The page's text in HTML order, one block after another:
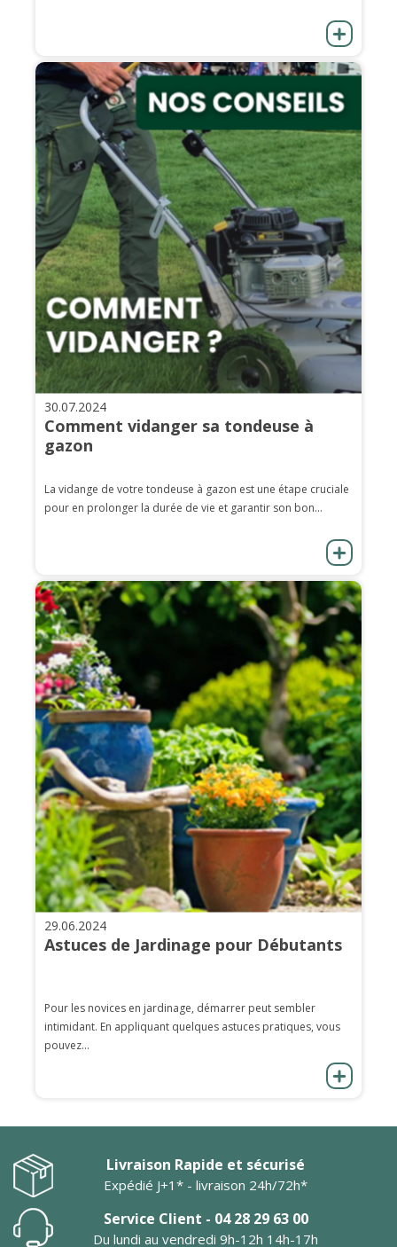
30.07.2024
Comment vidanger sa tondeuse à
gazon
La vidange de votre tondeuse à gazon est une étape cruciale
pour en prolonger la durée de vie et garantir son bon...
29.06.2024
Astuces de Jardinage pour Débutants
Pour les novices en jardinage, démarrer peut sembler
intimidant. En appliquant quelques astuces pratiques, vous
pouvez...
Livraison Rapide et sécurisé
Expédié J+1* - livraison 24h/72h*
Service Client - 04 28 29 63 00
Du lundi au vendredi 9h-12h 14h-17h